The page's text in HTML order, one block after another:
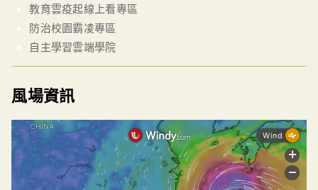
教育雲疫起線上看專區
防治校園霸凌專區
自主學習雲端學院
風場資訊